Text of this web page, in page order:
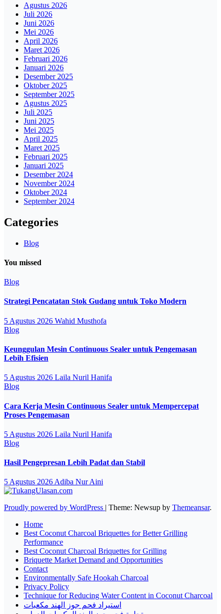
Agustus 2026
Juli 2026
Juni 2026
Mei 2026
April 2026
Maret 2026
Februari 2026
Januari 2026
Desember 2025
Oktober 2025
September 2025
Agustus 2025
Juli 2025
Juni 2025
Mei 2025
April 2025
Maret 2025
Februari 2025
Januari 2025
Desember 2024
November 2024
Oktober 2024
September 2024
Categories
Blog
You missed
Blog
Strategi Pencatatan Stok Gudang untuk Toko Modern
5 Agustus 2026 Wahid Musthofa
Blog
Keunggulan Mesin Continuous Sealer untuk Pengemasan
Lebih Efisien
5 Agustus 2026 Laila Nuril Hanifa
Blog
Cara Kerja Mesin Continuous Sealer untuk Mempercepat
Proses Pengemasan
5 Agustus 2026 Laila Nuril Hanifa
Blog
Hasil Pengepresan Lebih Padat dan Stabil
5 Agustus 2026 Adiba Nur Aini
Proudly powered by WordPress | Theme: Newsup by Themeansar.
Home
Best Coconut Charcoal Briquettes for Better Grilling
Performance
Best Coconut Charcoal Briquettes for Grilling
Briquette Market Demand and Opportunities
Contact
Environmentally Safe Hookah Charcoal
Privacy Policy
Technique for Reducing Water Content in Coconut Charcoal
استيراد فحم جوز الهند مكعبات